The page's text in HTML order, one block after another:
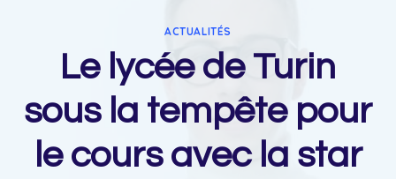
ACTUALITÉS
Le lycée de Turin
sous la tempête pour
le cours avec la star